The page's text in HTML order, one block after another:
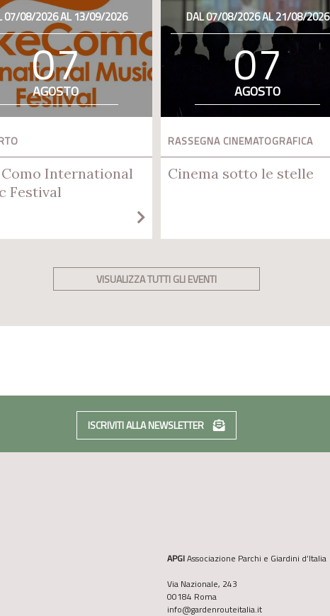
07/08/2026 AL 13/09/2026
07
AGOSTO
International
Festival
DAL 07/08/2026 AL 21/08/2026
07
AGOSTO
RASSEGNA CINEMATOGRAFICA
Cinema sotto le stelle
VISUALIZZA TUTTI GLI EVENTI
ISCRIVITI ALLA NEWSLETTER
APGIAssociazione Parchi e Giardini d’Italia
Via Nazionale, 243
00184 Roma
info@gardenrouteitalia.it